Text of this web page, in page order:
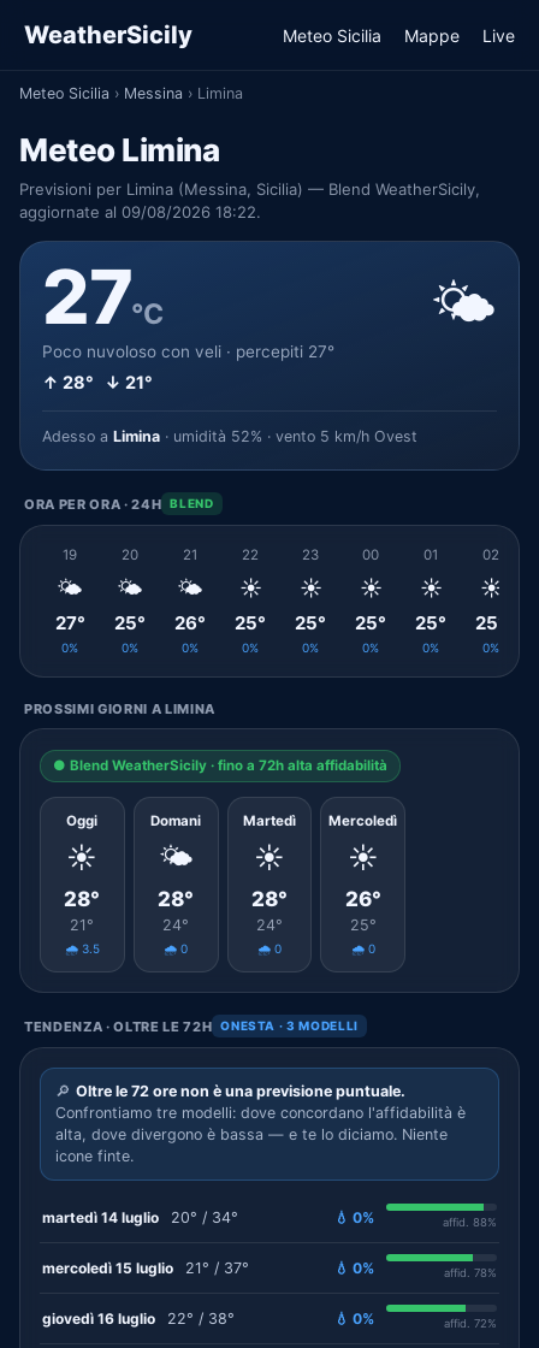
WeatherSicily Meteo Sicilia Mappe Live
Meteo Sicilia › Messina › Limina
Meteo Limina
Previsioni per Limina (Messina, Sicilia) — Blend WeatherSicily,
aggiornate al 09/08/2026 18:22.
27°C
Poco nuvoloso con veli · percepiti 27°
↑ 28° ↓ 21°
🌤️
Adesso a Limina · umidità 52% · vento 5 km/h Ovest
ORA PER ORA · 24H BLEND
19
🌤️
27°
0%
20
🌤️
25°
0%
21
🌤️
26°
0%
22
☀️
25°
0%
23
☀️
25°
0%
00
☀️
25°
0%
01
☀️
25°
0%
02
☀️
25°
0%
PROSSIMI GIORNI A LIMINA
● Blend WeatherSicily · fino a 72h alta affidabilità
Oggi
☀️
28°
21°
🌧️ 3.5
Domani
🌤️
28°
24°
🌧️ 0
Martedì
☀️
28°
24°
🌧️ 0
Mercoledì
☀️
26°
25°
🌧️ 0
TENDENZA · OLTRE LE 72H ONESTA · 3 MODELLI
🔎 Oltre le 72 ore non è una previsione puntuale.
Confrontiamo tre modelli: dove concordano l'affidabilità è
alta, dove divergono è bassa — e te lo diciamo. Niente
icone finte.
martedì 14 luglio 20° / 34° 💧 0% affid. 88%
mercoledì 15 luglio 21° / 37° 💧 0% affid. 78%
giovedì 16 luglio 22° / 38° 💧 0% affid. 72%